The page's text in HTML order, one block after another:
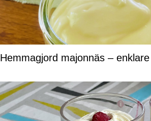
Hemmagjord majonnäs –